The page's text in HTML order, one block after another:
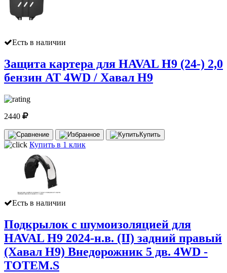
Есть в наличии
Защита картера для HAVAL H9 (24-) 2,0
бензин AT 4WD / Хавал Н9
2440
Купить
Купить в 1 клик
Есть в наличии
Подкрылок с шумоизоляцией для
HAVAL H9 2024-н.в. (II) задний правый
(Хавал Н9) Внедорожник 5 дв. 4WD -
TOTEM.S